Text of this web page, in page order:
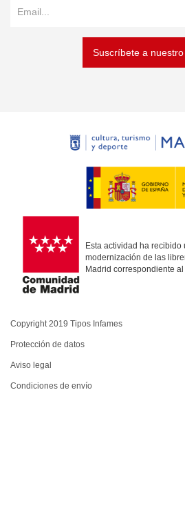
Suscríbete a
Esta actividad ha recibido
modernización de las
Madrid correspondiente
Copyright 2019 Tipos Infames
Protección de datos
Aviso legal
Condiciones de envío